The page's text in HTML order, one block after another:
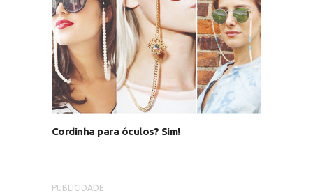
Cordinha para óculos? Sim!
PUBLICIDADE